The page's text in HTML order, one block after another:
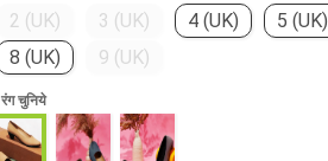
2 (UK) 3 (UK) 4 (UK) 5 (UK)
8 (UK)
9 (UK)
रंग चुनिये